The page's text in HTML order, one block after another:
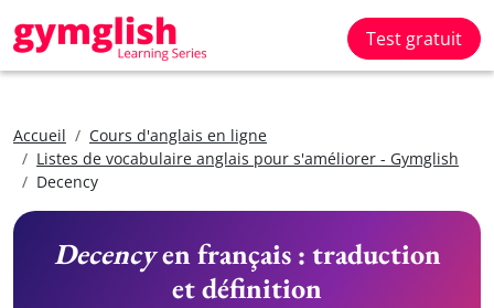
Test gratuit
Accueil
Cours d'anglais en ligne
Listes de vocabulaire anglais pour s'améliorer - Gymglish
Decency
Decencyen français : traduction
et définition